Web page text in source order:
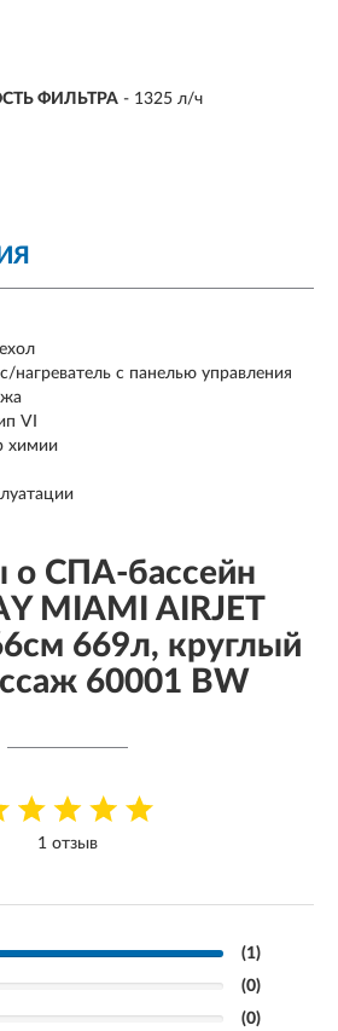
ФИЛЬТРА - 1325 л/ч
нагреватель с панелью управления
VI
химии
о СПА-бассейн
MIAMI AIRJET
669л, круглый
60001 BW
1 отзыв
(1)
(0)
(0)